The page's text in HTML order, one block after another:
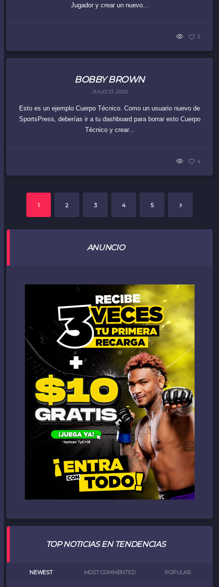
Jugador y crear un nuevo...
2
BOBBY BROWN
JULIO 31, 2025
Esto es un ejemplo Cuerpo Técnico. Como un usuario nuevo de
SportsPress, deberías ir a tu dashboard para borrar esto Cuerpo
Técnico y crear...
4
1 2 3 4 5
ANUNCIO
TOP NOTICIAS EN TENDENCIAS
NEWEST MOST COMMENTED POPULAR